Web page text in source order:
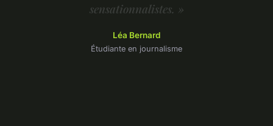
sensationnalistes. »
Léa Bernard
Étudiante en journalisme